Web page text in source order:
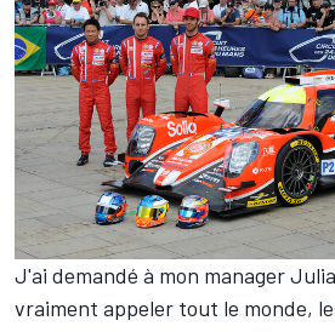
J'ai demandé à mon manager
vraiment appeler tout le monde,